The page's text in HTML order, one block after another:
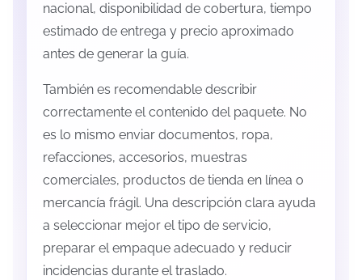
nacional, disponibilidad de cobertura, tiempo
estimado de entrega y precio aproximado
antes de generar la guía.
También es recomendable describir
correctamente el contenido del paquete. No
es lo mismo enviar documentos, ropa,
refacciones, accesorios, muestras
comerciales, productos de tienda en línea o
mercancía frágil. Una descripción clara ayuda
a seleccionar mejor el tipo de servicio,
preparar el empaque adecuado y reducir
incidencias durante el traslado.